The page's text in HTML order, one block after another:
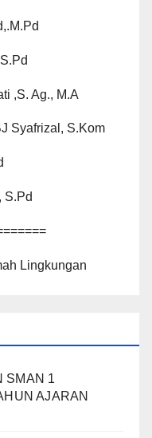
,S. Ag., M.A
Syafrizal, S.Kom
S.Pd
Lingkungan
SMAN 1
AJARAN